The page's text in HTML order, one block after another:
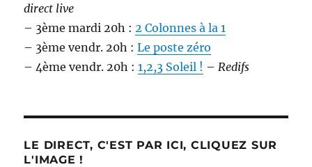
direct live
– 3ème mardi 20h : 2 Colonnes à la 1
– 3ème vendr. 20h :Le poste zéro
– 4ème vendr. 20h :1,2,3 Soleil ! – Redifs
LE DIRECT, C'EST PAR ICI, CLIQUEZ SUR
L'IMAGE !